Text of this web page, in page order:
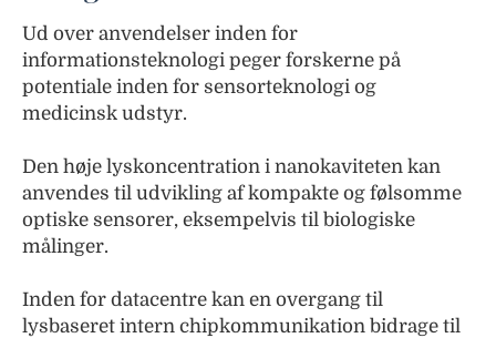
Ud over anvendelser inden for
informationsteknologi peger forskerne på
potentiale inden for sensorteknologi og
medicinsk udstyr.
Den høje lyskoncentration i nanokaviteten kan
anvendes til udvikling af kompakte og følsomme
optiske sensorer, eksempelvis til biologiske
målinger.
Inden for datacentre kan en overgang til
lysbaseret intern chipkommunikation bidrage til